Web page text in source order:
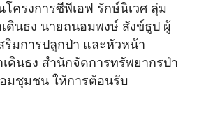
ครงการซีพีเอฟ รักษ์นิเวศ ลุ่ม
ดินธง นายถนอมพงษ์ สังข์ธูป ผู้
ริมการปลูกป่า และหัวหน้า
เดินธง สำนักจัดการทรัพยากรป่า
มชุมชน ให้การต้อนรับ